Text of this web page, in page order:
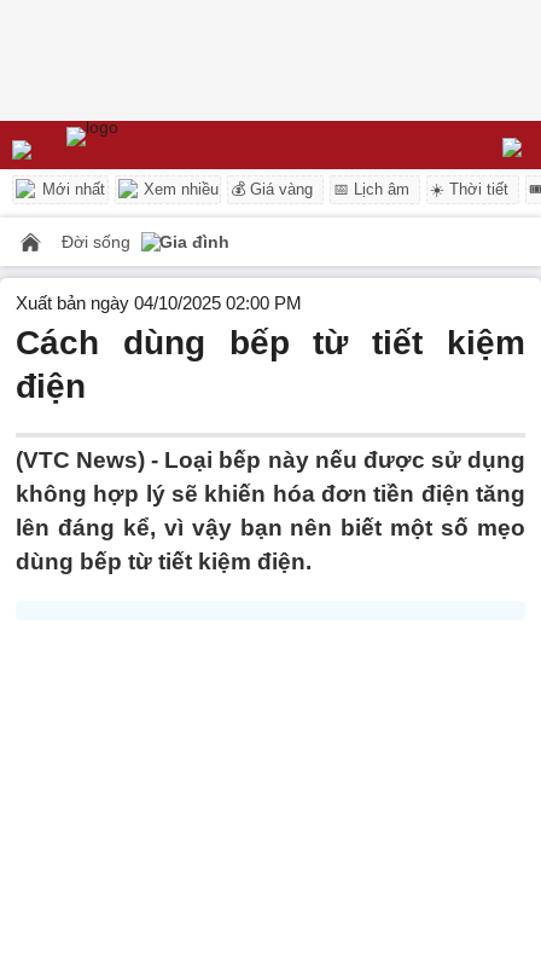
Mới nhất Xem nhiều 💰 Giá vàng 📅 Lịch âm ☀️ Thời tiết
Đời sống Gia đình
Xuất bản ngày 04/10/2025 02:00 PM
Cách dùng bếp từ tiết kiệm
điện
(VTC News) - Loại bếp này nếu được sử dụng
không hợp lý sẽ khiến hóa đơn tiền điện tăng
lên đáng kể, vì vậy bạn nên biết một số mẹo
dùng bếp từ tiết kiệm điện.